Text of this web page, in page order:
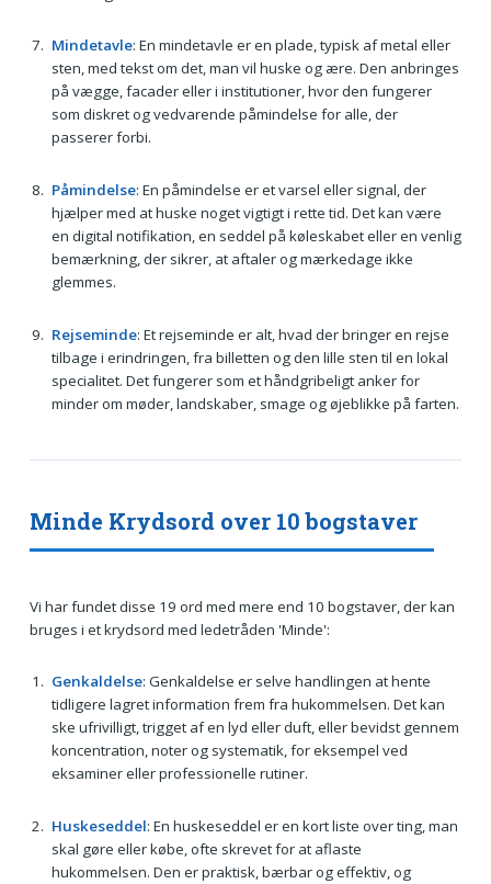
Mindetavle: En mindetavle er en plade, typisk af metal eller
sten, med tekst om det, man vil huske og ære. Den anbringes
på vægge, facader eller i institutioner, hvor den fungerer
som diskret og vedvarende påmindelse for alle, der
passerer forbi.
Påmindelse: En påmindelse er et varsel eller signal, der
hjælper med at huske noget vigtigt i rette tid. Det kan være
en digital notifikation, en seddel på køleskabet eller en venlig
bemærkning, der sikrer, at aftaler og mærkedage ikke
glemmes.
Rejseminde: Et rejseminde er alt, hvad der bringer en rejse
tilbage i erindringen, fra billetten og den lille sten til en lokal
specialitet. Det fungerer som et håndgribeligt anker for
minder om møder, landskaber, smage og øjeblikke på farten.
Minde Krydsord over 10 bogstaver
Vi har fundet disse 19 ord med mere end 10 bogstaver, der kan
bruges i et krydsord med ledetråden 'Minde':
Genkaldelse: Genkaldelse er selve handlingen at hente
tidligere lagret information frem fra hukommelsen. Det kan
ske ufrivilligt, trigget af en lyd eller duft, eller bevidst gennem
koncentration, noter og systematik, for eksempel ved
eksaminer eller professionelle rutiner.
Huskeseddel: En huskeseddel er en kort liste over ting, man
skal gøre eller købe, ofte skrevet for at aflaste
hukommelsen. Den er praktisk, bærbar og effektiv, og